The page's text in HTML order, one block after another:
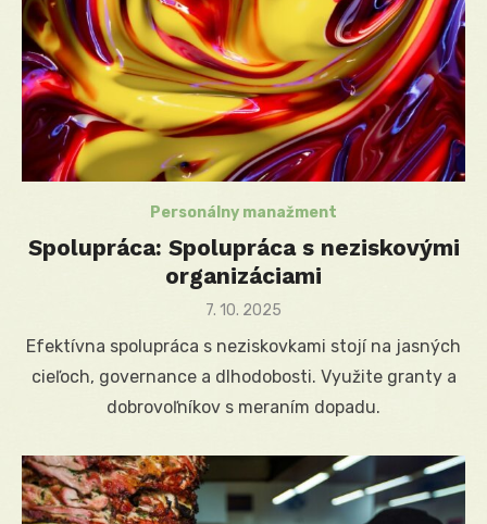
Personálny manažment
Spolupráca: Spolupráca s neziskovými
organizáciami
Posted
7. 10. 2025
Efektívna spolupráca s neziskovkami stojí na jasných
cieľoch, governance a dlhodobosti. Využite granty a
dobrovoľníkov s meraním dopadu.